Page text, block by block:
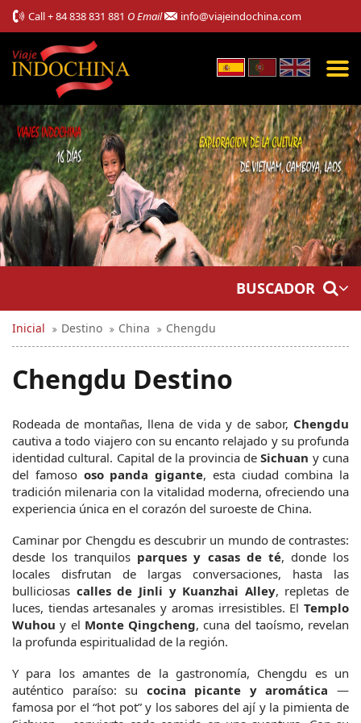
Call+ 84 838 831 881 O Email info@viajeindochina.com
BUSCADOR
Inicial Destino China Chengdu
Chengdu Destino
Rodeada de montañas, llena de vida y de sabor, Chengdu
cautiva a todo viajero con su encanto relajado y su profunda
identidad cultural. Capital de la provincia de Sichuan y cuna
del famoso oso panda gigante, esta ciudad combina la
tradición milenaria con la vitalidad moderna, ofreciendo una
experiencia única en el corazón del suroeste de China.
Caminar por Chengdu es descubrir un mundo de contrastes:
desde los tranquilos parques y casas de té, donde los
locales disfrutan de largas conversaciones, hasta las
bulliciosas calles de Jinli y Kuanzhai Alley, repletas de
luces, tiendas artesanales y aromas irresistibles. El Templo
Wuhou y el Monte Qingcheng, cuna del taoísmo, revelan
la profunda espiritualidad de la región.
Y para los amantes de la gastronomía, Chengdu es un
auténtico paraíso: su cocina picante y aromática —
famosa por el “hot pot” y los sabores del ají y la pimienta de